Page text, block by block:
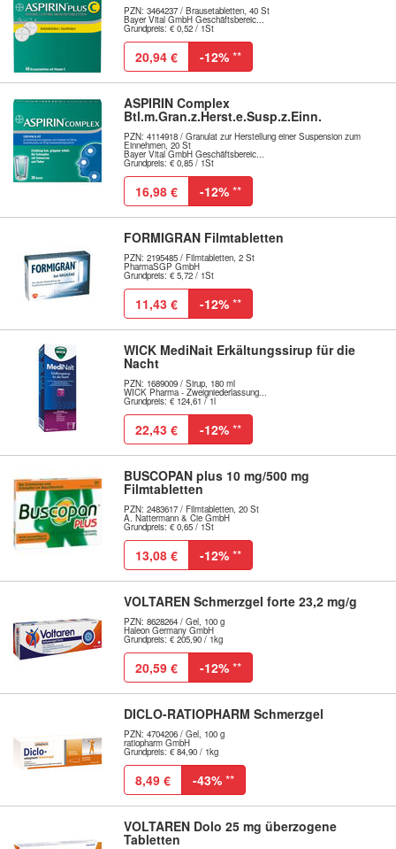
PZN: 3464237 / Brausetabletten, 40 St
Bayer Vital GmbH Geschäftsbereic...
Grundpreis: € 0,52 / 1St
20,94 € -12% **
ASPIRIN Complex
Btl.m.Gran.z.Herst.e.Susp.z.Einn.
PZN: 4114918 / Granulat zur Herstellung einer Suspension zum
Einnehmen, 20 St
Bayer Vital GmbH Geschäftsbereic...
Grundpreis: € 0,85 / 1St
16,98 € -12% **
FORMIGRAN Filmtabletten
PZN: 2195485 / Filmtabletten, 2 St
PharmaSGP GmbH
Grundpreis: € 5,72 / 1St
11,43 € -12% **
WICK MediNait Erkältungssirup für die
Nacht
PZN: 1689009 / Sirup, 180 ml
WICK Pharma - Zweigniederlassung...
Grundpreis: € 124,61 / 1l
22,43 € -12% **
BUSCOPAN plus 10 mg/500 mg
Filmtabletten
PZN: 2483617 / Filmtabletten, 20 St
A. Nattermann & Cie GmbH
Grundpreis: € 0,65 / 1St
13,08 € -12% **
VOLTAREN Schmerzgel forte 23,2 mg/g
PZN: 8628264 / Gel, 100 g
Haleon Germany GmbH
Grundpreis: € 205,90 / 1kg
20,59 € -12% **
DICLO-RATIOPHARM Schmerzgel
PZN: 4704206 / Gel, 100 g
ratiopharm GmbH
Grundpreis: € 84,90 / 1kg
8,49 € -43% **
VOLTAREN Dolo 25 mg überzogene
Tabletten